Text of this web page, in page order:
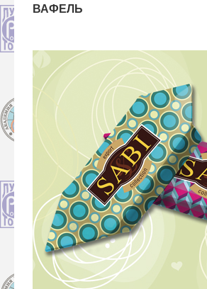
ВАФЕЛЬ